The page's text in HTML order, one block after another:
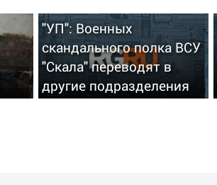
"УП": Военных
скандального полка ВСУ
"Скала" переводят в
другие подразделения